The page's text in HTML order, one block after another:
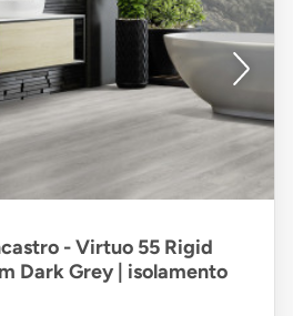
- Virtuo 55 Rigid
Dark Grey | isolamento